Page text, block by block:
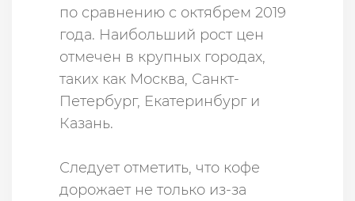
по сравнению с октябрем 2019
года. Наибольший рост цен
отмечен в крупных городах,
таких как Москва, Санкт-
Петербург, Екатеринбург и
Казань.
Следует отметить, что кофе
дорожает не только из-за